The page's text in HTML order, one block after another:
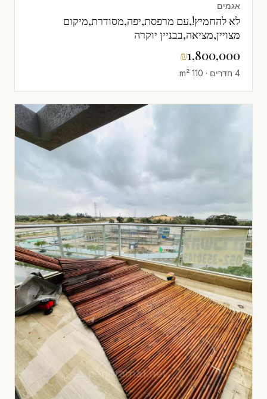
אגמים
לא להחמיץ!,עם מרפסת,יפה,מסודרת,מיקום
מצויין,מציאה,בבניין יוקרה
₪1,800,000
4 חדרים · 110 m²